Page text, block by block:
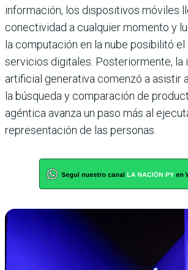
información, los dispositivos móviles
conectividad a cualquier momento y
la computación en la nube posibilitó
servicios digitales. Posteriormente, la
artificial generativa comenzó a asistir
la búsqueda y comparación de
agéntica avanza un paso más al
representación de las personas.